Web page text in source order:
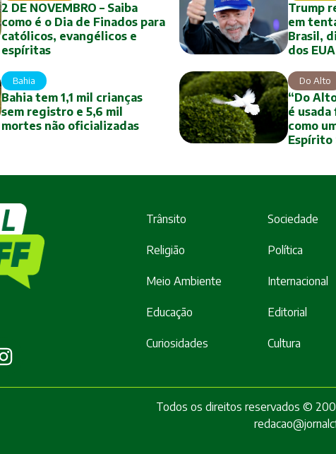
2 DE NOVEMBRO – Saiba
como é o Dia de Finados para
católicos, evangélicos e
espíritas
Trump
em
Brasil,
dos EUA
Bahia
Bahia tem 1,1 mil crianças
sem registro e 5,6 mil
mortes não oficializadas
Do Alto
“Do
é
como
Espírito
Trânsito Sociedade
Religião Política
Meio Ambiente Internacional
Educação Editorial
Curiosidades Cultura
Todos os direitos reservados ©